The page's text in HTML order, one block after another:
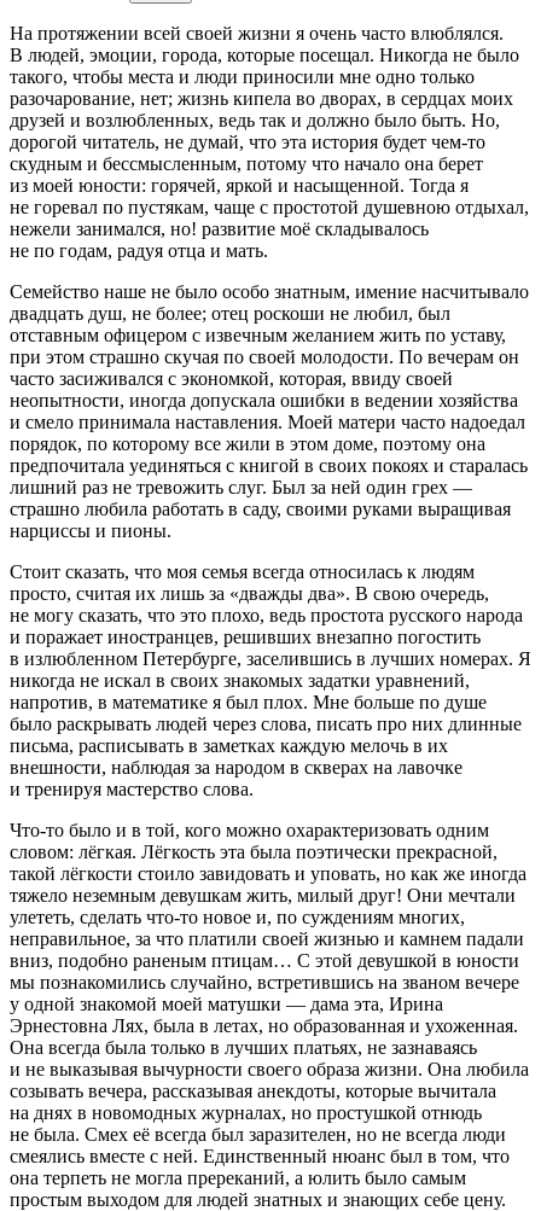
На протяжении всей своей жизни я очень часто влюблялся.
В людей, эмоции, города, которые посещал. Никогда не было
такого, чтобы места и люди приносили мне одно только
разочарование, нет; жизнь кипела во дворах, в сердцах моих
друзей и возлюбленных, ведь так и должно было быть. Но,
дорогой читатель, не думай, что эта история будет чем-то
скудным и бессмысленным, потому что начало она берет
из моей юности: горячей, яркой и насыщенной. Тогда я
не горевал по пустякам, чаще с простотой душевною отдыхал,
нежели занимался, но! развитие моё складывалось
не по годам, радуя отца и мать.
Семейство наше не было особо знатным, имение насчитывало
двадцать душ, не более; отец роскоши не любил, был
отставным офицером с извечным желанием жить по уставу,
при этом страшно скучая по своей молодости. По вечерам он
часто засиживался с экономкой, которая, ввиду своей
неопытности, иногда допускала ошибки в ведении хозяйства
и смело принимала наставления. Моей матери часто надоедал
порядок, по которому все жили в этом доме, поэтому она
предпочитала уединяться с книгой в своих покоях и старалась
лишний раз не тревожить слуг. Был за ней один грех —
страшно любила работать в саду, своими руками выращивая
нарциссы и пионы.
Стоит сказать, что моя семья всегда относилась к людям
просто, считая их лишь за «дважды два». В свою очередь,
не могу сказать, что это плохо, ведь простота русского народа
и поражает иностранцев, решивших внезапно погостить
в излюбленном Петербурге, заселившись в лучших номерах. Я
никогда не искал в своих знакомых задатки уравнений,
напротив, в математике я был плох. Мне больше по душе
было раскрывать людей через слова, писать про них длинные
письма, расписывать в заметках каждую мелочь в их
внешности, наблюдая за народом в скверах на лавочке
и тренируя мастерство слова.
Что-то было и в той, кого можно охарактеризовать одним
словом: лёгкая. Лёгкость эта была поэтически прекрасной,
такой лёгкости стоило завидовать и уповать, но как же иногда
тяжело неземным девушкам жить, милый друг! Они мечтали
улететь, сделать что-то новое и, по суждениям многих,
неправильное, за что платили своей жизнью и камнем падали
вниз, подобно раненым птицам… С этой девушкой в юности
мы познакомились случайно, встретившись на званом вечере
у одной знакомой моей матушки — дама эта, Ирина
Эрнестовна Лях, была в летах, но образованная и ухоженная.
Она всегда была только в лучших платьях, не зазнаваясь
и не выказывая вычурности своего образа жизни. Она любила
созывать вечера, рассказывая анекдоты, которые вычитала
на днях в новомодных журналах, но простушкой отнюдь
не была. Смех её всегда был заразителен, но не всегда люди
смеялись вместе с ней. Единственный нюанс был в том, что
она терпеть не могла пререканий, а юлить было самым
простым выходом для людей знатных и знающих себе цену.